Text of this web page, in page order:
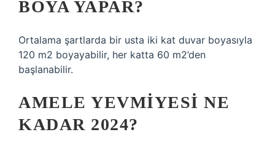
BOYA YAPAR?
Ortalama şartlarda bir usta iki kat duvar boyasıyla
120 m2 boyayabilir, her katta 60 m2’den
başlanabilir.
AMELE YEVMIYESI NE
KADAR 2024?